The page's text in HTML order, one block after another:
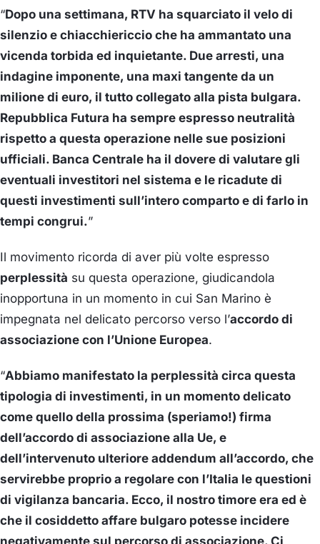
“Dopo una settimana, RTV ha squarciato il velo di
silenzio e chiacchiericcio che ha ammantato una
vicenda torbida ed inquietante. Due arresti, una
indagine imponente, una maxi tangente da un
milione di euro, il tutto collegato alla pista bulgara.
Repubblica Futura ha sempre espresso neutralità
rispetto a questa operazione nelle sue posizioni
ufficiali. Banca Centrale ha il dovere di valutare gli
eventuali investitori nel sistema e le ricadute di
questi investimenti sull’intero comparto e di farlo in
tempi congrui.”
Il movimento ricorda di aver più volte espresso
perplessità su questa operazione, giudicandola
inopportuna in un momento in cui San Marino è
impegnata nel delicato percorso verso l’accordo di
associazione con l’Unione Europea.
“Abbiamo manifestato la perplessità circa questa
tipologia di investimenti, in un momento delicato
come quello della prossima (speriamo!) firma
dell’accordo di associazione alla Ue, e
dell’intervenuto ulteriore addendum all’accordo, che
servirebbe proprio a regolare con l’Italia le questioni
di vigilanza bancaria. Ecco, il nostro timore era ed è
che il cosiddetto affare bulgaro potesse incidere